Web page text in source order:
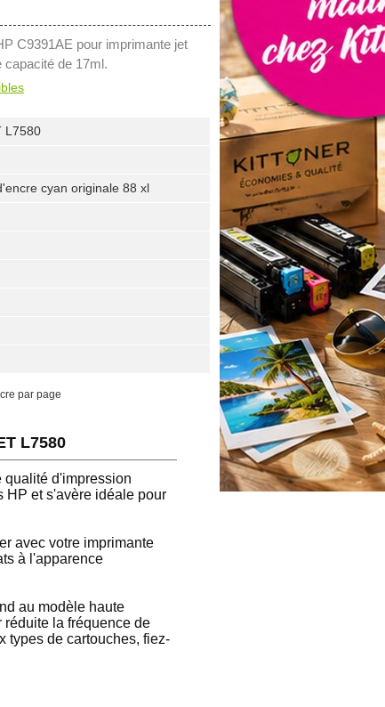
C9391AE pour imprimante jet
de 17ml.
L7580
cyan originale 88 xl
par page
L7580
qualité d'impression
HP et s'avère idéale pour
avec votre imprimante
à l'apparence
au modèle haute
réduite la fréquence de
types de cartouches, fiez-